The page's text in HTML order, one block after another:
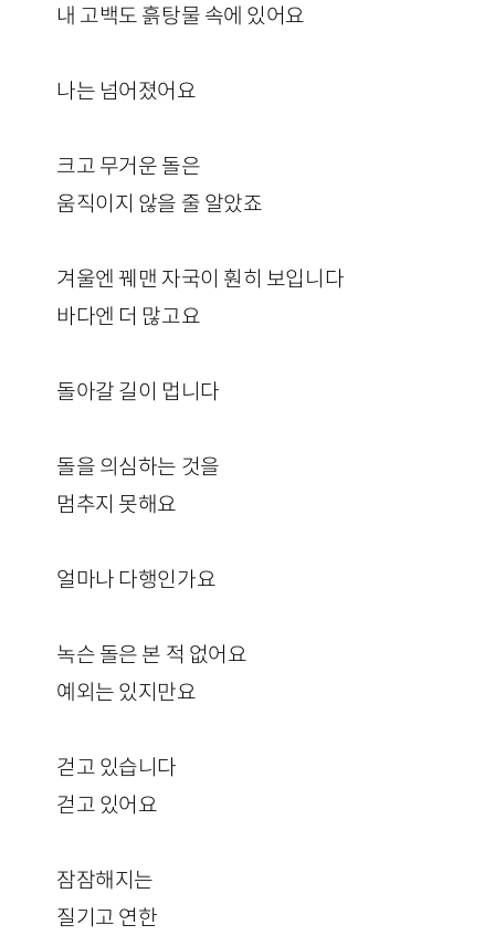
내 고백도 흙탕물 속에 있어요
나는 넘어졌어요
크고 무거운 돌은
움직이지 않을 줄 알았죠
겨울엔 꿰맨 자국이 훤히 보입니다
바다엔 더 많고요
돌아갈 길이 멉니다
돌을 의심하는 것을
멈추지 못해요
얼마나 다행인가요
녹슨 돌은 본 적 없어요
예외는 있지만요
걷고 있습니다
걷고 있어요
잠잠해지는
질기고 연한